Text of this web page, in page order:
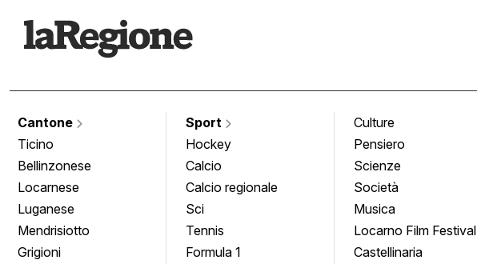
Cantone
Ticino
Bellinzonese
Locarnese
Luganese
Mendrisiotto
Grigioni
Sport
Hockey
Calcio
Calcio regionale
Sci
Tennis
Formula 1
Culture
Pensiero
Scienze
Società
Musica
Locarno Film Festival
Castellinaria